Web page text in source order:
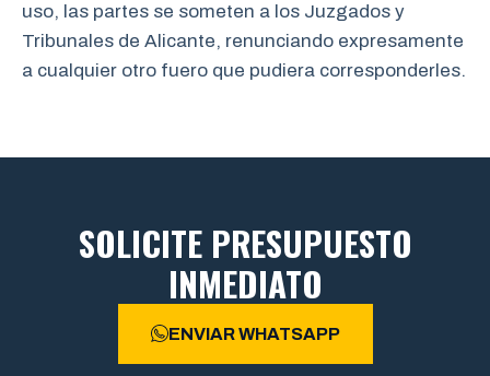
uso, las partes se someten a los Juzgados y
Tribunales de Alicante, renunciando expresamente
a cualquier otro fuero que pudiera corresponderles.
SOLICITE PRESUPUESTO
INMEDIATO
ENVIAR WHATSAPP